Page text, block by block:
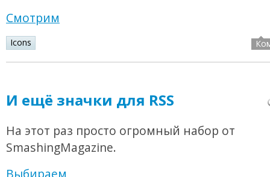
Смотрим
Icons
И ещё значки для RSS
На этот раз просто огромный набор от
SmashingMagazine.
Выбираем